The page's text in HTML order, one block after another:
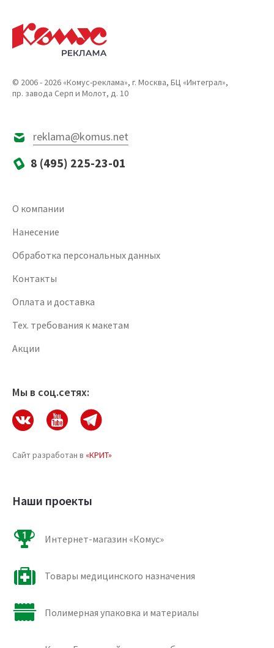
© 2006 - 2026 «Комус-реклама», г. Москва, БЦ «Интеграл»,
пр. завода Серп и Молот, д. 10
reklama@komus.net
8 (495) 225-23-01
О компании
Нанесение
Обработка персональных данных
Контакты
Оплата и доставка
Тех. требования к макетам
Акции
Мы в соц.сетях:
Сайт разработан в «КРИТ»
Наши проекты
Интернет-магазин «Комус»
Товары медицинского назначения
Полимерная упаковка и материалы